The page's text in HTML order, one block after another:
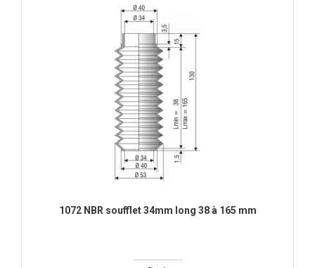
1072 NBR soufflet 34mm long 38 à 165 mm